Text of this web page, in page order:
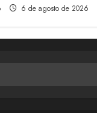
6 de agosto de 2026